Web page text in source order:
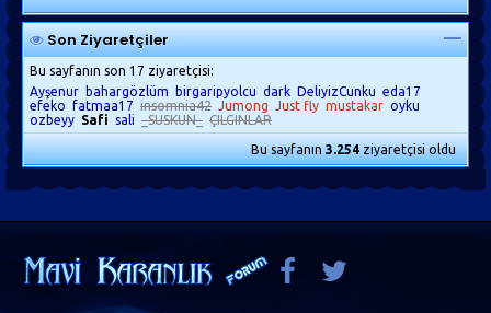
Son Ziyaretçiler
Bu sayfanın son 17 ziyaretçisi:
Ayşenur
bahargözlüm birgaripyolcu dark DeliyizCunku eda17
efeko fatmaa17 insomnia42 Jumong Just fly mustakar oyku
ozbeyy Safi sali _SUSKUN_ ÇILGINLAR
Bu sayfanın3.254ziyaretçisi oldu